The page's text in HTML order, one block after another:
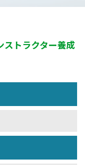
ストラクター養成